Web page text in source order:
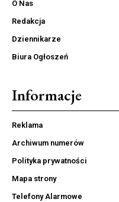
O Nas
Redakcja
Dziennikarze
Biura Ogłoszeń
Informacje
Reklama
Archiwum numerów
Polityka prywatności
Mapa strony
Telefony Alarmowe